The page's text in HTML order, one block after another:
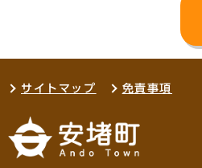
サイトマップ 免責事項